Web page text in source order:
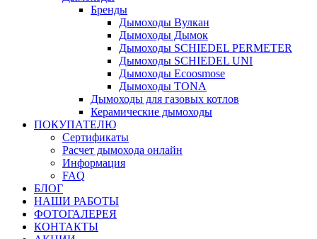
Бренды
Дымоходы Вулкан
Дымоходы Дымок
Дымоходы SCHIEDEL PERMETER
Дымоходы SCHIEDEL UNI
Дымоходы Ecoosmose
Дымоходы TONA
Дымоходы для газовых котлов
Керамические дымоходы
ПОКУПАТЕЛЮ
Сертификаты
Расчет дымохода онлайн
Информация
FAQ
БЛОГ
НАШИ РАБОТЫ
ФОТОГАЛЕРЕЯ
КОНТАКТЫ